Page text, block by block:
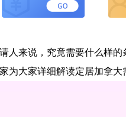
人来说，究竟需要什么样
为大家详细解读定居加拿大